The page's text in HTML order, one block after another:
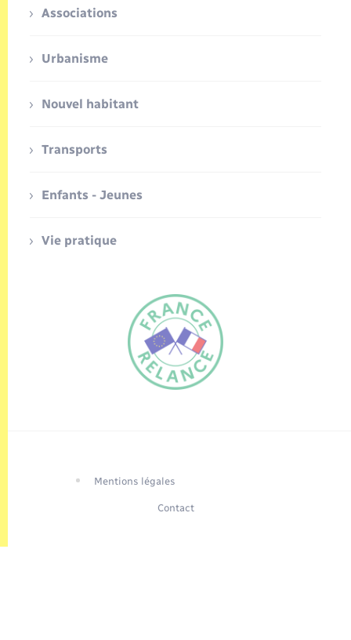
Associations
Urbanisme
Nouvel habitant
Transports
Enfants - Jeunes
Vie pratique
Mentions légales
Contact